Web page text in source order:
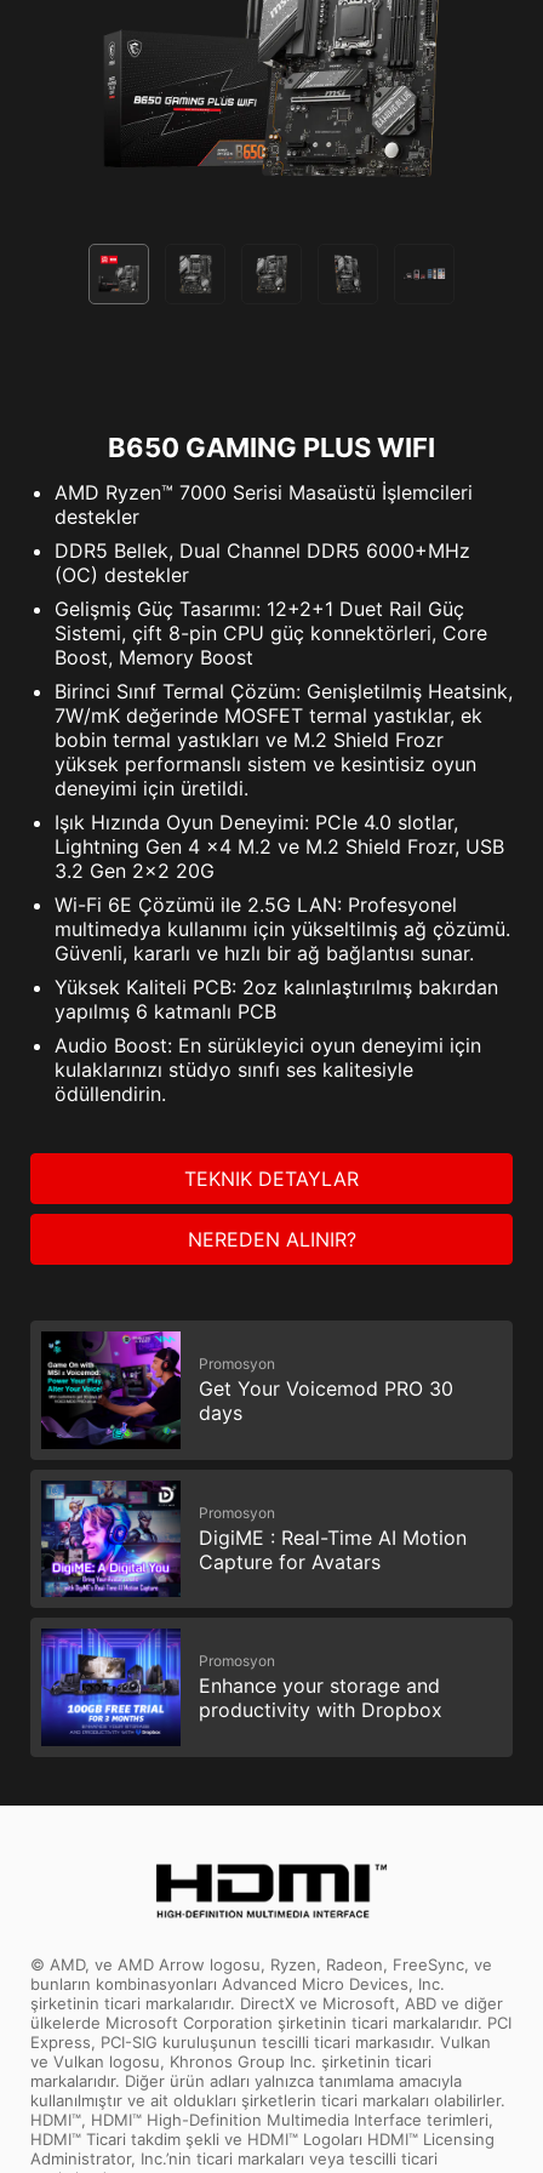
B650 GAMING PLUS WIFI
AMD Ryzen™ 7000 Serisi Masaüstü İşlemcileri
destekler
DDR5 Bellek, Dual Channel DDR5 6000+MHz
(OC) destekler
Gelişmiş Güç Tasarımı: 12+2+1 Duet Rail Güç
Sistemi, çift 8-pin CPU güç konnektörleri, Core
Boost, Memory Boost
Birinci Sınıf Termal Çözüm: Genişletilmiş Heatsink,
7W/mK değerinde MOSFET termal yastıklar, ek
bobin termal yastıkları ve M.2 Shield Frozr
yüksek performanslı sistem ve kesintisiz oyun
deneyimi için üretildi.
Işık Hızında Oyun Deneyimi: PCIe 4.0 slotlar,
Lightning Gen 4 x4 M.2 ve M.2 Shield Frozr, USB
3.2 Gen 2x2 20G
Wi-Fi 6E Çözümü ile 2.5G LAN: Profesyonel
multimedya kullanımı için yükseltilmiş ağ çözümü.
Güvenli, kararlı ve hızlı bir ağ bağlantısı sunar.
Yüksek Kaliteli PCB: 2oz kalınlaştırılmış bakırdan
yapılmış 6 katmanlı PCB
Audio Boost: En sürükleyici oyun deneyimi için
kulaklarınızı stüdyo sınıfı ses kalitesiyle
ödüllendirin.
TEKNIK DETAYLAR
NEREDEN ALINIR?
Promosyon
Get Your Voicemod PRO 30
days
Promosyon
DigiME : Real-Time AI Motion
Capture for Avatars
Promosyon
Enhance your storage and
productivity with Dropbox
© AMD, ve AMD Arrow logosu, Ryzen, Radeon, FreeSync, ve
bunların kombinasyonları Advanced Micro Devices, Inc.
şirketinin ticari markalarıdır. DirectX ve Microsoft, ABD ve diğer
ülkelerde Microsoft Corporation şirketinin ticari markalarıdır. PCI
Express, PCI-SIG kuruluşunun tescilli ticari markasıdır. Vulkan
ve Vulkan logosu, Khronos Group Inc. şirketinin ticari
markalarıdır. Diğer ürün adları yalnızca tanımlama amacıyla
kullanılmıştır ve ait oldukları şirketlerin ticari markaları olabilirler.
HDMI™, HDMI™ High-Definition Multimedia Interface terimleri,
HDMI™ Ticari takdim şekli ve HDMI™ Logoları HDMI™ Licensing
Administrator, Inc.’nin ticari markaları veya tescilli ticari